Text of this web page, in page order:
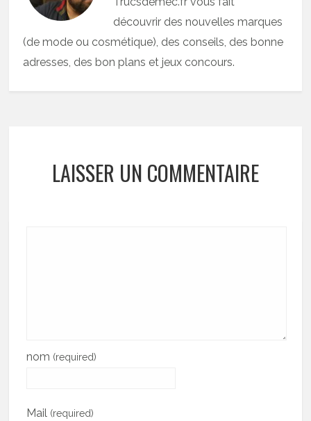
découvrir des nouvelles marques
(de mode ou cosmétique), des conseils, des bonne
adresses, des bon plans et jeux concours.
LAISSER UN COMMENTAIRE
nom (required)
Mail (required)